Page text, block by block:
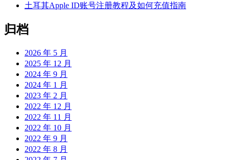
土耳其Apple ID账号注册教程及如何充值指南
归档
2026 年 5 月
2025 年 12 月
2024 年 9 月
2024 年 1 月
2023 年 2 月
2022 年 12 月
2022 年 11 月
2022 年 10 月
2022 年 9 月
2022 年 8 月